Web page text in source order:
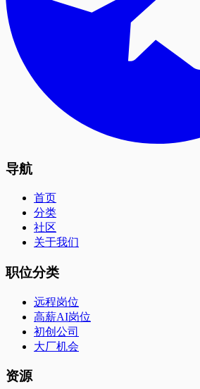
导航
首页
分类
社区
关于我们
职位分类
远程岗位
高薪AI岗位
初创公司
大厂机会
资源